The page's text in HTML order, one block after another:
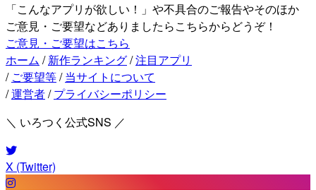
「こんなアプリが欲しい！」や不具合のご報告やそのほか
ご意見・ご要望などありましたらこちらからどうぞ！
ご意見・ご要望はこちら
ホーム / 新作ランキング/注目アプリ
/ ご要望等/ 当サイトについて
/運営者/ プライバシーポリシー
＼ いろつく公式SNS ／
X (Twitter)